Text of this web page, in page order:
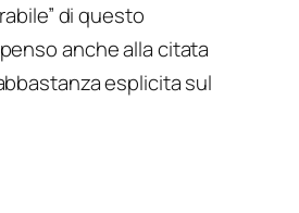
di questo
anche alla citata
esplicita sul